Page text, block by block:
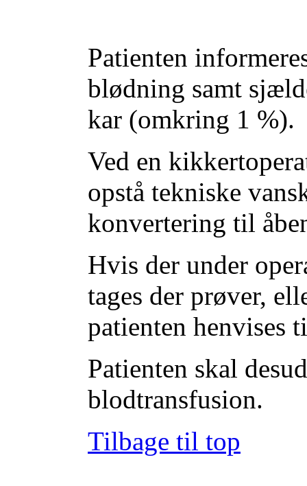
Patienten
blødning samt
kar (omkring 1 %).
Ved en
opstå tekniske
konvertering til
Hvis der under
tages der prøver,
patienten henvises
Patienten skal
blodtransfusion.
Tilbage til top